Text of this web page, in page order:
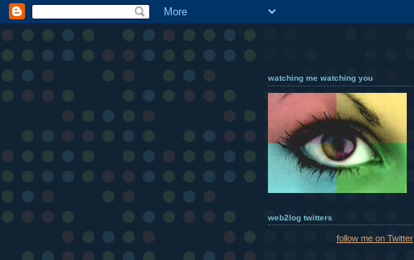
watching me watching you
web2log twitters
follow me on Twitter